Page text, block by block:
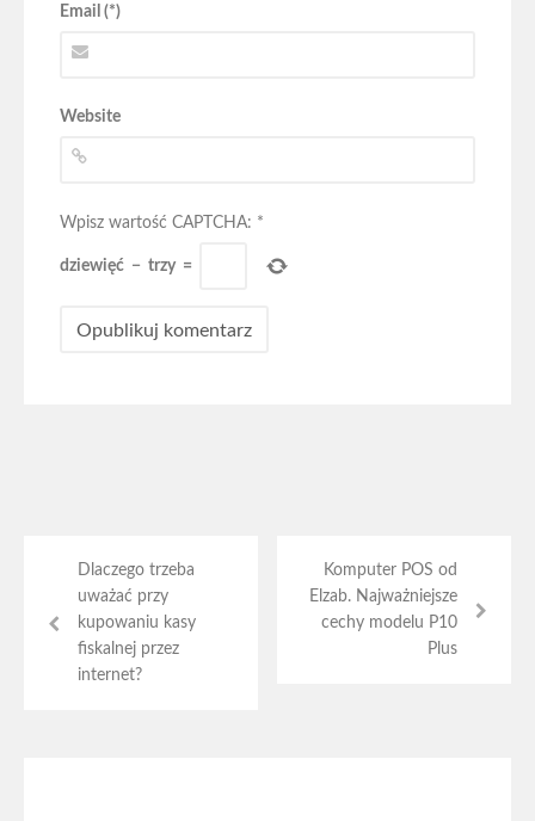
Email (*)
Website
Wpisz wartość CAPTCHA: *
dziewięć − trzy =
Dlaczego trzeba
uważać przy
kupowaniu kasy
fiskalnej przez
internet?
Komputer POS od
Elzab. Najważniejsze
cechy modelu P10
Plus